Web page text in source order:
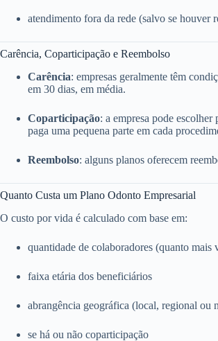
atendimento fora da rede (salvo se houver
Carência, Coparticipação e Reembolso
Carência: empresas geralmente têm
em 30 dias, em média.
Coparticipação: a empresa pode
paga uma pequena parte em cada
Reembolso: alguns planos oferecem
Quanto Custa um Plano Odonto Empresarial
O custo por vida é calculado com base em:
quantidade de colaboradores (quanto mais
faixa etária dos beneficiários
abrangência geográfica (local, regional ou
se há ou não coparticipação